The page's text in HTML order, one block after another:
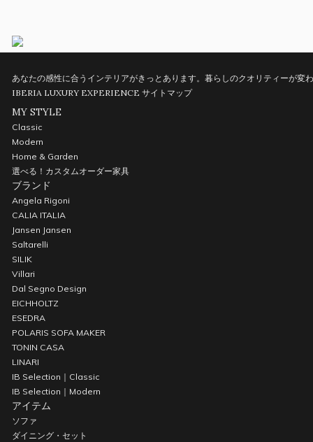
あなたの感性に合うインテリアがきっとあります。暮らしのクオリティーが変
IBERIA LUXURY EXPERIENCE サイトマップ
MY STYLE
Classic
Modern
Home & Garden
選べる！カスタムオーダー家具
ブランド
Angela Rigoni
CALIA ITALIA
Jansen Jansen
Saltarelli
SILIK
Villari
Dal Segno Design
EICHHOLTZ
ESEDRA
POLARIS SOFA MAKER
TONIN CASA
LINARI
IB Selection｜Classic
IB Selection｜Modern
アイテム
ソファ
ダイニング・セット